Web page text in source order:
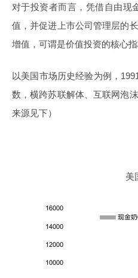
对于投资者而言，凭借自由现
值，并促进上市公司管理层的
增值，可谓是价值投资的核心指
以美国市场历史经验为例，
数，横跨苏联解体、互联网泡
来源见下）
美